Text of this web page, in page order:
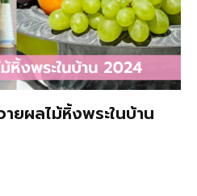
ยผลไม้หิ้งพระในบ้าน